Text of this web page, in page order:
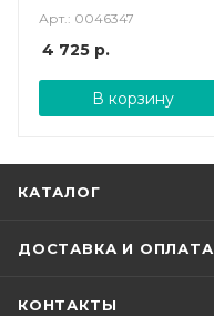
Арт.: 0046347
4 725 р.
В корзину
КАТАЛОГ
ДОСТАВКА И ОПЛАТА
КОНТАКТЫ